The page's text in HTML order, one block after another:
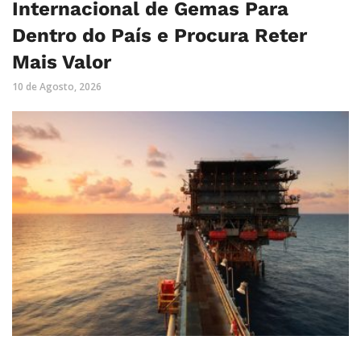
Internacional de Gemas Para
Dentro do País e Procura Reter
Mais Valor
10 de Agosto, 2026